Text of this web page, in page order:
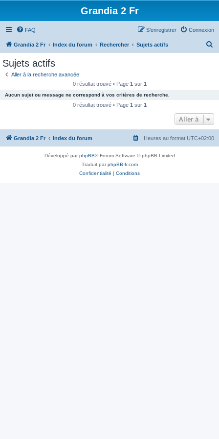
Grandia 2 Fr
FAQ Connexion
S’enregistrer
Grandia 2 Fr Index du forum Rechercher Sujets actifs
c
e
Sujets actifs
Aller à la recherche avancée
0 résultat trouvé • Page 1 sur 1
Aucun sujet ou message ne correspond à vos critères de recherche.
0 résultat trouvé • Page 1 sur 1
Aller à
Grandia 2 Fr Index du forum Heures au format UTC+02:00
Développé parphpBB® Forum Software © phpBB Limited
Traduit parphpBB-fr.com
Confidentialité | Conditions